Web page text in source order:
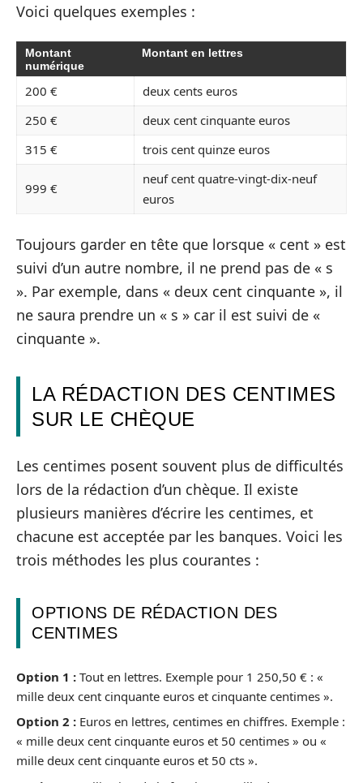
Voici quelques exemples :
Montant
numérique
Montant en lettres
200 €
deux cents euros
250 €
deux cent cinquante euros
315 €
trois cent quinze euros
999 €
neuf cent quatre-vingt-dix-neuf
euros
Toujours garder en tête que lorsque « cent » est
suivi d’un autre nombre, il ne prend pas de « s
». Par exemple, dans « deux cent cinquante », il
ne saura prendre un « s » car il est suivi de «
cinquante ».
LA RÉDACTION DES CENTIMES
SUR LE CHÈQUE
Les centimes posent souvent plus de difficultés
lors de la rédaction d’un chèque. Il existe
plusieurs manières d’écrire les centimes, et
chacune est acceptée par les banques. Voici les
trois méthodes les plus courantes :
OPTIONS DE RÉDACTION DES
CENTIMES
Option 1 : Tout en lettres. Exemple pour 1 250,50 € : «
mille deux cent cinquante euros et cinquante centimes ».
Option 2 : Euros en lettres, centimes en chiffres. Exemple :
« mille deux cent cinquante euros et 50 centimes » ou «
mille deux cent cinquante euros et 50 cts ».